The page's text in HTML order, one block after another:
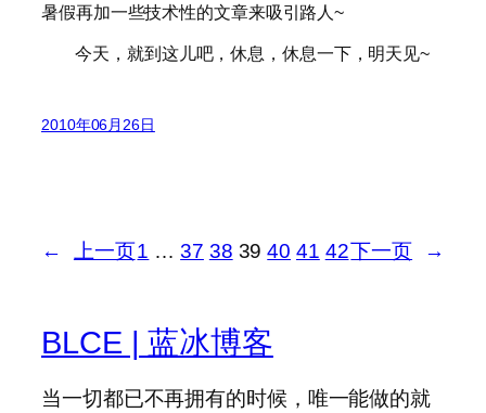
暑假再加一些技术性的文章来吸引路人~
今天，就到这儿吧，休息，休息一下，明天见~
2010年06月26日
← 上一页1 … 37 38 39 40 41 42下一页 →
BLCE | 蓝冰博客
当一切都已不再拥有的时候，唯一能做的就